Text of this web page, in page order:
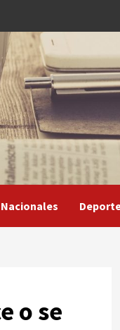
Nacionales
o se